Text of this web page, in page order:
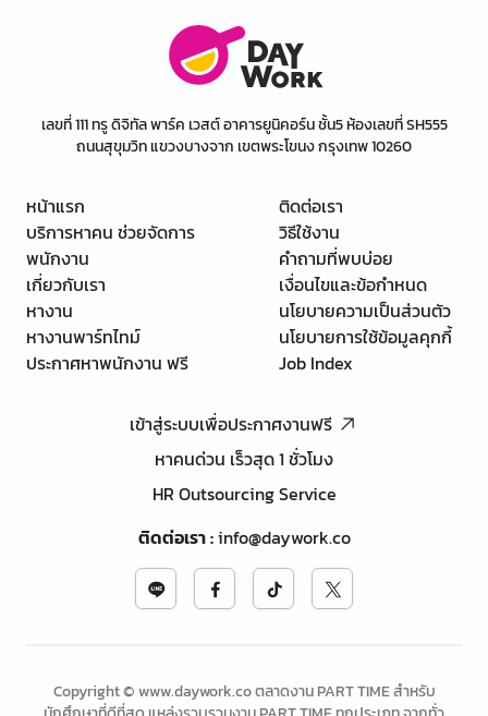
เลขที่ 111 ทรู ดิจิทัล พาร์ค เวสต์ อาคารยูนิคอร์น ชั้น5 ห้องเลขที่ SH555
ถนนสุขุมวิท แขวงบางจาก เขตพระโขนง กรุงเทพ 10260
หน้าแรก
บริการหาคน ช่วยจัดการ
พนักงาน
เกี่ยวกับเรา
หางาน
หางานพาร์ทไทม์
ประกาศหาพนักงาน ฟรี
ติดต่อเรา
วิธีใช้งาน
คำถามที่พบบ่อย
เงื่อนไขและข้อกำหนด
นโยบายความเป็นส่วนตัว
นโยบายการใช้ข้อมูลคุกกี้
Job Index
เข้าสู่ระบบเพื่อประกาศงานฟรี
หาคนด่วน เร็วสุด 1 ชั่วโมง
HR Outsourcing Service
ติดต่อเรา:info@daywork.co
Copyright © www.daywork.co ตลาดงาน PART TIME สำหรับ